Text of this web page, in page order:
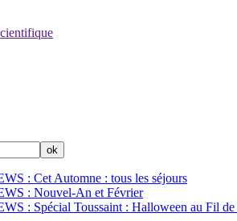
: Cet Automne : tous les séjours
: Nouvel-An et Février
: Spécial Toussaint : Halloween au Fil